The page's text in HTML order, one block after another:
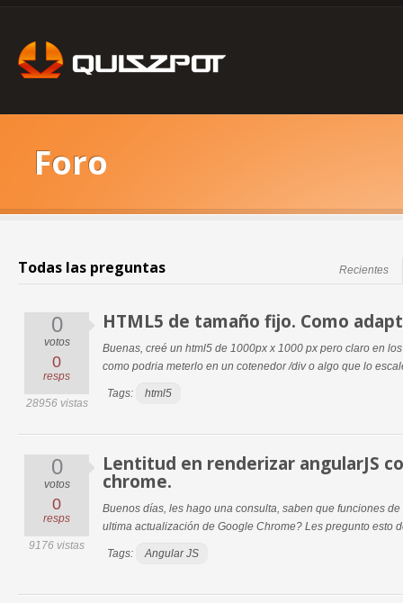
Foro
Todas las preguntas Recientes
0
votos
0
resps
28956 vistas
HTML5 de tamaño fijo. Como
Buenas, creé un html5 de 1000px x 1000 px pero claro en
como podria meterlo en un cotenedor /div o algo que lo
Tags: html5
0
votos
0
resps
9176 vistas
Lentitud en renderizar angularJS
chrome.
Buenos días, les hago una consulta, saben que funciones
ultima actualización de Google Chrome? Les pregunto esto
Tags: Angular JS